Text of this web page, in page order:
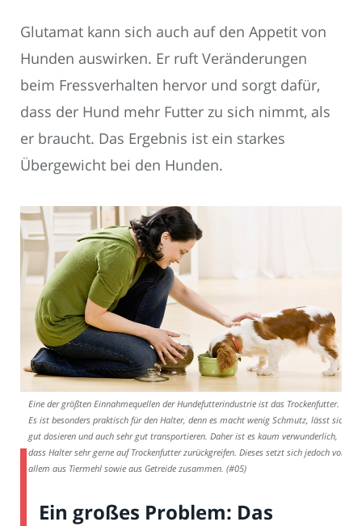
Glutamat kann sich auch auf den Appetit von
Hunden auswirken. Er ruft Veränderungen
beim Fressverhalten hervor und sorgt dafür,
dass der Hund mehr Futter zu sich nimmt, als
er braucht. Das Ergebnis ist ein starkes
Übergewicht bei den Hunden.
Eine der größten Einnahmequellen der Hundefutterindustrie ist das Trockenfutter.
Es ist besonders praktisch für den Halter, denn es macht wenig Schmutz, lässt sich
gut dosieren und auch sehr gut transportieren. Daher ist es kaum verwunderlich,
dass Halter sehr gerne auf Trockenfutter zurückgreifen. Dieses setzt sich jedoch vor
allem aus Tiermehl sowie aus Getreide zusammen. (#05)
Ein großes Problem: Das